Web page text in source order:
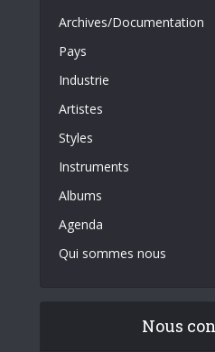
Archives/Documentation
Pays
Industrie
Artistes
Styles
Instruments
Albums
Agenda
Qui sommes nous
Nous